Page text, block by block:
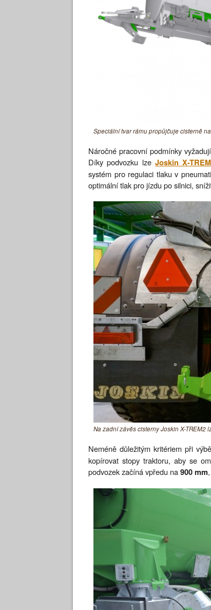
Speciální tvar rámu propůjčuje cisterně
Náročné pracovní podmínky
Díky podvozku lzeJoskin X-
systém pro regulaci tlaku v
optimální tlak pro jízdu po silnici,
Na zadní závěs cisterny Joskin X-TREM2
Neméně důležitým kritériem při
kopírovat stopy traktoru, aby se
podvozek začíná vpředu na900 mm